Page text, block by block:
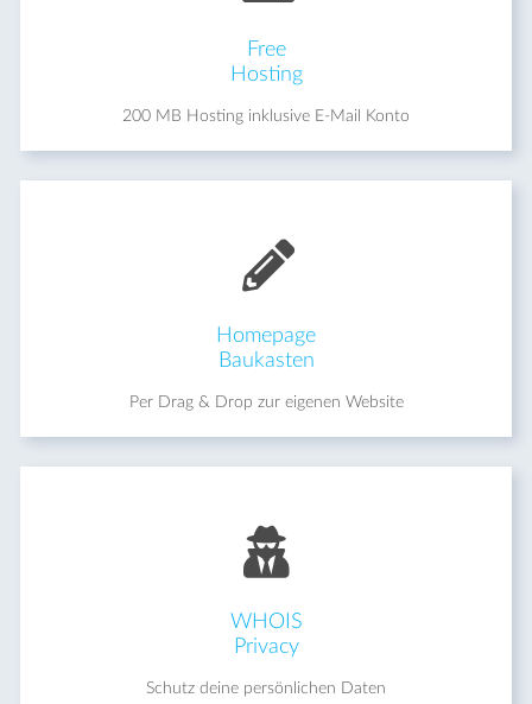
Free
Hosting
200 MB Hosting inklusive E-Mail Konto
Homepage
Baukasten
Per Drag & Drop zur eigenen Website
WHOIS
Privacy
Schutz deine persönlichen Daten